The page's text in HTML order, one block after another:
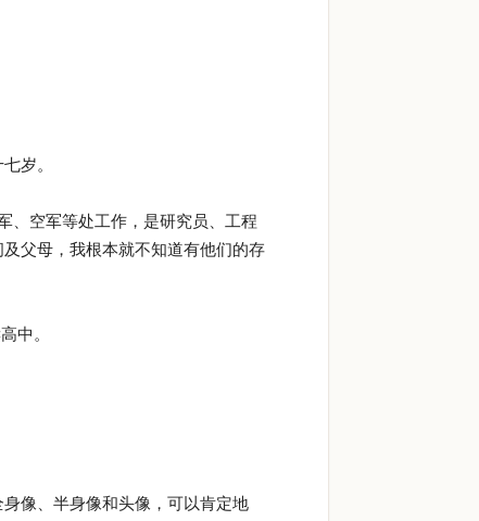
岁。
、空军等处工作，是研究员、工程
父母，我根本就不知道有他们的存
中。
像、半身像和头像，可以肯定地